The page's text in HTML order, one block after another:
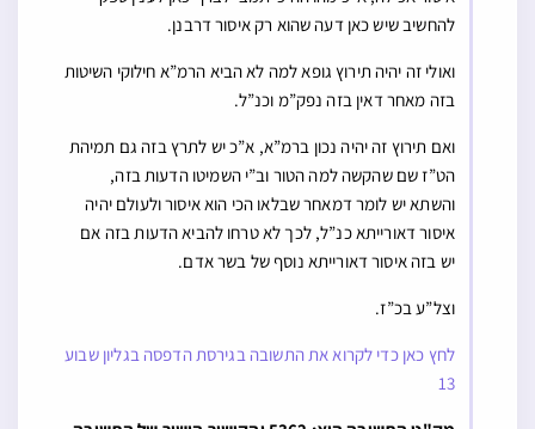
להחשיב שיש כאן דעה שהוא רק איסור דרבנן.
ואולי זה יהיה תירוץ גופא למה לא הביא הרמ”א חילוקי השיטות
בזה מאחר דאין בזה נפק”מ וכנ”ל.
ואם תירוץ זה יהיה נכון ברמ”א, א”כ יש לתרץ בזה גם תמיהת
הט”ז שם שהקשה למה הטור וב”י השמיטו הדעות בזה,
והשתא יש לומר דמאחר שבלאו הכי הוא איסור ולעולם יהיה
איסור דאורייתא כנ”ל, לכך לא טרחו להביא הדעות בזה אם
יש בזה איסור דאורייתא נוסף של בשר אדם.
וצל”ע בכ”ז.
לחץ כאן כדי לקרוא את התשובה בגירסת הדפסה בגליון שבוע
13